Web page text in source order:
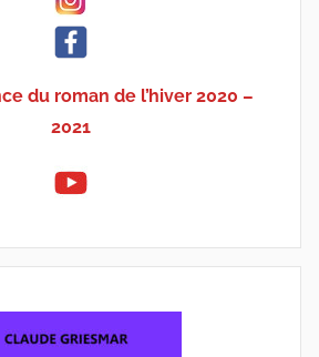
du roman de l’hiver 2020 –
2021